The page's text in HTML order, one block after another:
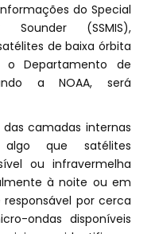
do Special
Sounder (SSMIS),
de baixa órbita
Departamento de
a NOAA, será
das camadas internas
que satélites
ou infravermelha
à noite ou em
por cerca
ondas disponíveis